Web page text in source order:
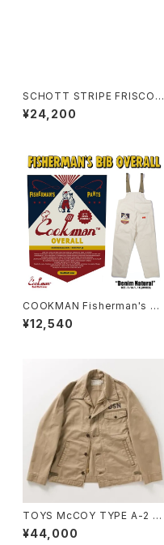
SCHOTT STRIPE FRISCO P
ANTS
¥24,200
COOKMAN Fisherman's Bi
b Overall Denim Natural
¥12,540
TOYS McCOY TYPE A-2 D
ECK, COMMERCIAL VER
¥44,000